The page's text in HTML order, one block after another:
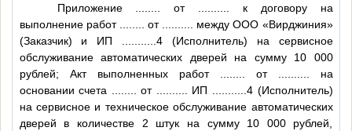
Приложение
от
к договору на
выполнение работ
от
между ООО «Вирджиния»
(Заказчик) и ИП
...........4 (Исполнитель) на сервисное
обслуживание автоматических дверей на сумму 10 000
рублей; Акт выполненных работ
от
на
основании счета
от ИП ...........4(Исполнитель)
на сервисное и техническое обслуживание автоматических
дверей в количестве 2 штук на сумму 10 000 рублей,